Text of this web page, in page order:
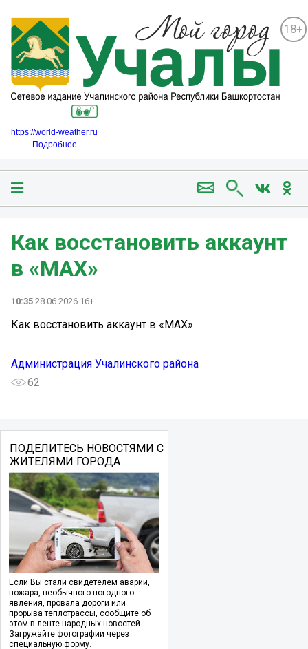
18+
https://world-weather.ru
Подробнее
Как восстановить аккаунт
в «MAX»
10:35 28.06.2026 16+
Как восстановить аккаунт в «MAX»
Администрация Учалинского района
62
ПОДЕЛИТЕСЬ НОВОСТЯМИ С
ЖИТЕЛЯМИ ГОРОДА
Если Вы стали свидетелем аварии,
пожара, необычного погодного
явления, провала дороги или
прорыва теплотрассы, сообщите об
этом в ленте народных новостей.
Загружайте фотографии через
специальную форму.